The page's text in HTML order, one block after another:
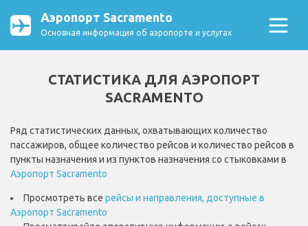
Аэропорт Sacramento
Основная информация об аэропорте и услугах
СТАТИСТИКА ДЛЯ АЭРОПОРТ
SACRAMENTO
Ряд статистических данных, охватывающих количество
пассажиров, общее количество рейсов и количество рейсов в
пункты назначения и из пунктов назначения со стыковками в
Аэропорт Sacramento
Просмотреть все рейсы и направления, доступные в
Аэропорт Sacramento